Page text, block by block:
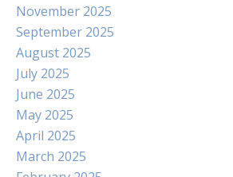
November 2025
September 2025
August 2025
July 2025
June 2025
May 2025
April 2025
March 2025